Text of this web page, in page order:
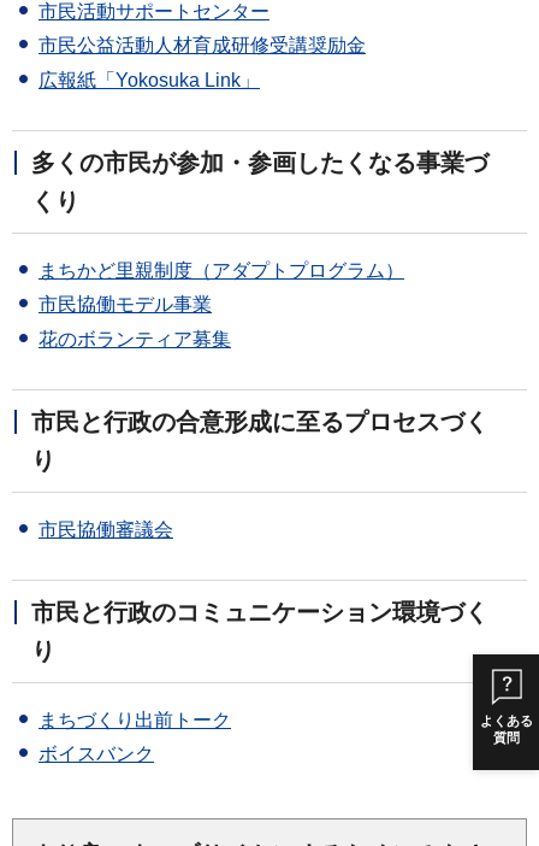
よくある
質問
市民活動サポートセンター
市民公益活動人材育成研修受講奨励金
広報紙「Yokosuka Link」
多くの市民が参加・参画したくなる事業づ
くり
まちかど里親制度（アダプトプログラム）
市民協働モデル事業
花のボランティア募集
市民と行政の合意形成に至るプロセスづく
り
市民協働審議会
市民と行政のコミュニケーション環境づく
り
まちづくり出前トーク
ボイスバンク